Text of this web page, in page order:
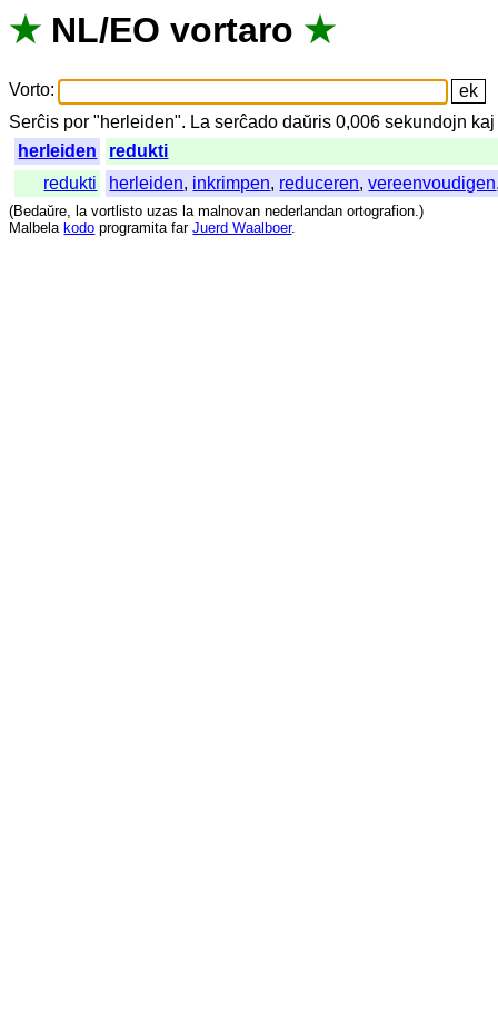
★ NL/EO vortaro ★
Vorto:
Serĉis por "herleiden". La serĉado daŭris 0,006sekundojn kaj
herleiden
redukti
redukti
herleiden, inkrimpen, reduceren,vereenvoudigen
(Bedaŭre, la vortlisto uzas la malnovan nederlandan ortografion.)
Malbela kodo programita far Juerd Waalboer.